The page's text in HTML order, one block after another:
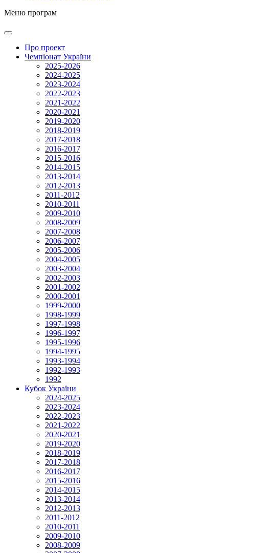
Меню програм
Про проект
Чемпіонат України
2025-2026
2024-2025
2023-2024
2022-2023
2021-2022
2020-2021
2019-2020
2018-2019
2017-2018
2016-2017
2015-2016
2014-2015
2013-2014
2012-2013
2011-2012
2010-2011
2009-2010
2008-2009
2007-2008
2006-2007
2005-2006
2004-2005
2003-2004
2002-2003
2001-2002
2000-2001
1999-2000
1998-1999
1997-1998
1996-1997
1995-1996
1994-1995
1993-1994
1992-1993
1992
Кубок України
2024-2025
2023-2024
2022-2023
2021-2022
2020-2021
2019-2020
2018-2019
2017-2018
2016-2017
2015-2016
2014-2015
2013-2014
2012-2013
2011-2012
2010-2011
2009-2010
2008-2009